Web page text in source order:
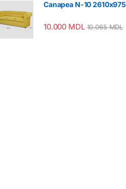
Canapea N-10 2610x975
10.000 MDL 10.065MDL